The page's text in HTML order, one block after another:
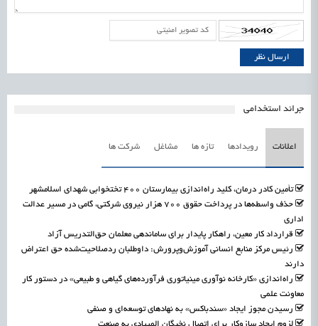
جرائد استخدامی
اعلانات رویدادها تازه ها مشاغل شرکت ها
تأمین کادر درمان، کلید راه‌اندازی بیمارستان ۴۰۰ تختخوابی شهدای اسلامشهر
حذف واسطه‌ها در پرداخت حقوق ۷۰۰ هزار نیروی شرکتی، گامی در مسیر عدالت
اداری
قرارداد کار معین، راهکار پایدار برای ساماندهی معلمان حق‌التدریس آزاد
رئیس مرکز منابع انسانی آموزش‌وپرورش: داوطلبان ردصلاحیت‌شده حق اعتراض
دارند
راه‌اندازی «کارخانه نوآوری مینیاتوری فرآورده‌های گیاهی و طبیعی» در دستور کار
معاونت علمی
رسیدن مجوز ایجاد «سندباکس» به نهادهای توسعه‌ای و صنفی